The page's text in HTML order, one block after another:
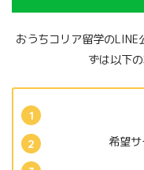
おうちコリア留学の
ずは以下
希望